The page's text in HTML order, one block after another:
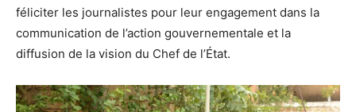
féliciter les journalistes pour leur engagement dans la
communication de l’action gouvernementale et la
diffusion de la vision du Chef de l’État.